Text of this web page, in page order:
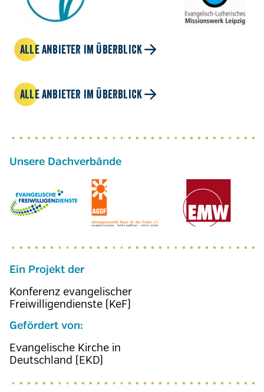
ALLE ANBIETER IM ÜBERBLICK
ALLE ANBIETER IM ÜBERBLICK
Ein Projekt der
Konferenz evangelischer
Freiwilligendienste (KeF)
Gefördert von:
Evangelische Kirche in
Deutschland (EKD)